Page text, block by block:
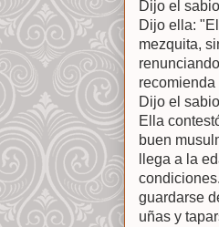
Dijo el
Dijo ella:
mezquita,
Dijo el
Ella
buen
llega a la
guardarse
uñas y